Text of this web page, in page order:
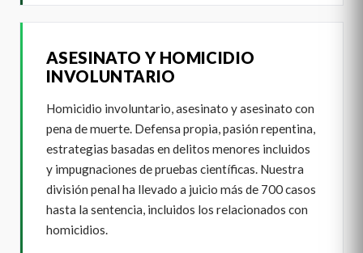
ASESINATO Y HOMICIDIO
INVOLUNTARIO
Homicidio involuntario, asesinato y asesinato con
pena de muerte. Defensa propia, pasión repentina,
estrategias basadas en delitos menores incluidos
y impugnaciones de pruebas científicas. Nuestra
división penal ha llevado a juicio más de 700 casos
hasta la sentencia, incluidos los relacionados con
homicidios.